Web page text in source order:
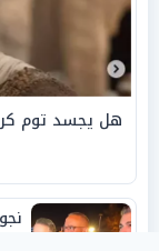
هل يجسد توم